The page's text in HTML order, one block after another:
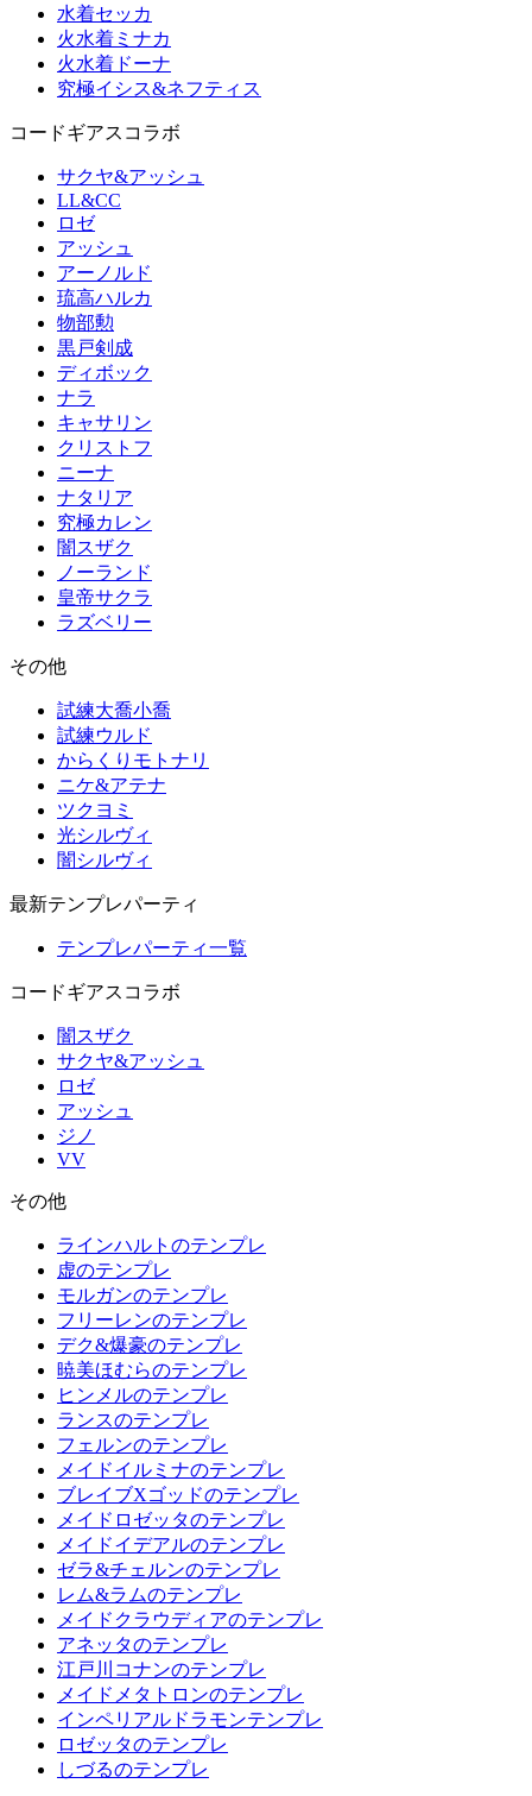
水着セッカ
火水着ミナカ
火水着ドーナ
究極イシス&ネフティス
コードギアスコラボ
サクヤ&アッシュ
LL&CC
ロゼ
アッシュ
アーノルド
琉高ハルカ
物部勲
黒戸剣成
ディボック
ナラ
キャサリン
クリストフ
ニーナ
ナタリア
究極カレン
闇スザク
ノーランド
皇帝サクラ
ラズベリー
その他
試練大喬小喬
試練ウルド
からくりモトナリ
ニケ&アテナ
ツクヨミ
光シルヴィ
闇シルヴィ
最新テンプレパーティ
テンプレパーティ一覧
コードギアスコラボ
闇スザク
サクヤ&アッシュ
ロゼ
アッシュ
ジノ
VV
その他
ラインハルトのテンプレ
虚のテンプレ
モルガンのテンプレ
フリーレンのテンプレ
デク&爆豪のテンプレ
暁美ほむらのテンプレ
ヒンメルのテンプレ
ランスのテンプレ
フェルンのテンプレ
メイドイルミナのテンプレ
ブレイブXゴッドのテンプレ
メイドロゼッタのテンプレ
メイドイデアルのテンプレ
ゼラ&チェルンのテンプレ
レム&ラムのテンプレ
メイドクラウディアのテンプレ
アネッタのテンプレ
江戸川コナンのテンプレ
メイドメタトロンのテンプレ
インペリアルドラモンテンプレ
ロゼッタのテンプレ
しづるのテンプレ